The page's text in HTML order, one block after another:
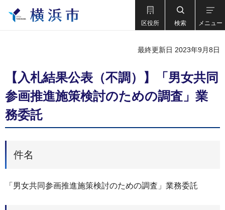
区役所 検索 メニュー
最終更新日 2023年9月8日
【入札結果公表（不調）】「男女共同
参画推進施策検討のための調査」業
務委託
件名
「男女共同参画推進施策検討のための調査」業務委託